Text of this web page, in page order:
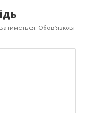
Обов’язкові